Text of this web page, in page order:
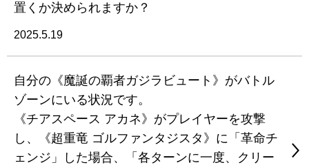
置くか決められますか？
2025.5.19
自分の《魔誕の覇者ガジラビュート》がバトル
ゾーンにいる状況です。
《チアスペース アカネ》がプレイヤーを攻撃
し、《超重竜 ゴルファンタジスタ》に「革命チ
ェンジ」した場合、「各ターンに一度、クリー